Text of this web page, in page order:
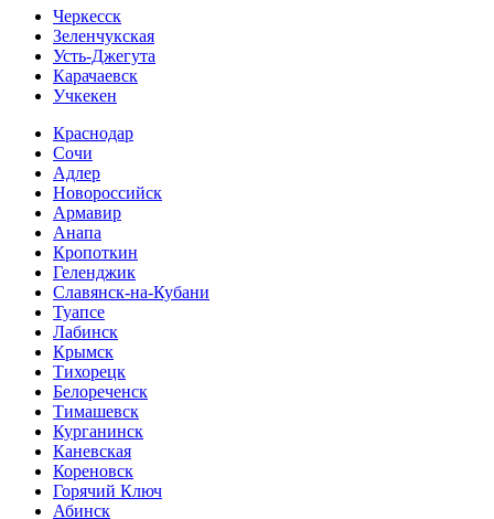
Черкесск
Зеленчукская
Усть-Джегута
Карачаевск
Учкекен
Краснодар
Сочи
Адлер
Новороссийск
Армавир
Анапа
Кропоткин
Геленджик
Славянск-на-Кубани
Туапсе
Лабинск
Крымск
Тихорецк
Белореченск
Тимашевск
Курганинск
Каневская
Кореновск
Горячий Ключ
Абинск